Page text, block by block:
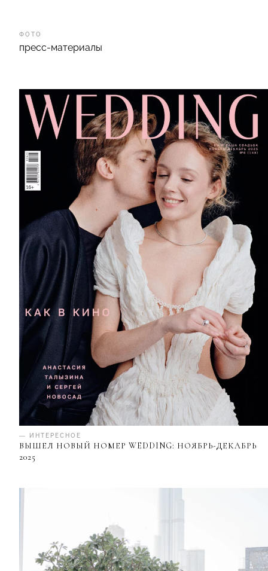
ФОТО
пресс-материалы
— ИНТЕРЕСНОЕ
ВЫШЕЛ НОВЫЙ НОМЕР WEDDING: НОЯБРЬ-ДЕКАБРЬ
2025